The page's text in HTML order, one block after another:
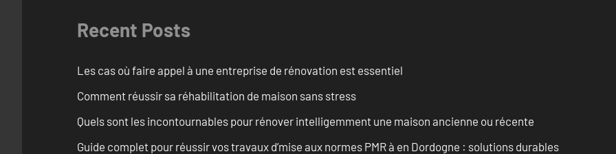
Recent Posts
Les cas où faire appel à une entreprise de rénovation est essentiel
Comment réussir sa réhabilitation de maison sans stress
Quels sont les incontournables pour rénover intelligemment une maison ancienne ou récente
Guide complet pour réussir vos travaux d’mise aux normes PMR à en Dordogne : solutions durables